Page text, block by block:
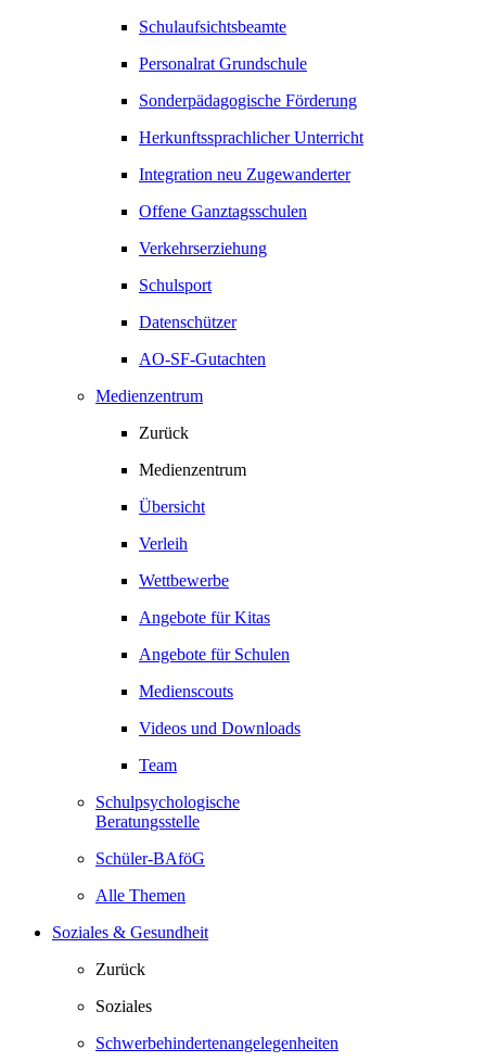
Schulaufsichtsbeamte
Personalrat Grundschule
Sonderpädagogische Förderung
Herkunftssprachlicher Unterricht
Integration neu Zugewanderter
Offene Ganztagsschulen
Verkehrserziehung
Schulsport
Datenschützer
AO-SF-Gutachten
Medienzentrum
Zurück
Medienzentrum
Übersicht
Verleih
Wettbewerbe
Angebote für Kitas
Angebote für Schulen
Medienscouts
Videos und Downloads
Team
Schulpsychologische
Beratungsstelle
Schüler-BAföG
Alle Themen
Soziales & Gesundheit
Zurück
Soziales
Schwerbehindertenangelegenheiten